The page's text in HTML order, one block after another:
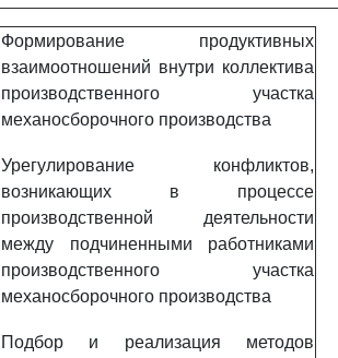
Формирование продуктивных
взаимоотношений внутри коллектива
производственного участка
механосборочного производства
Урегулирование конфликтов,
возникающих в процессе
производственной деятельности
между подчиненными работниками
производственного участка
механосборочного производства
Подбор и реализация методов